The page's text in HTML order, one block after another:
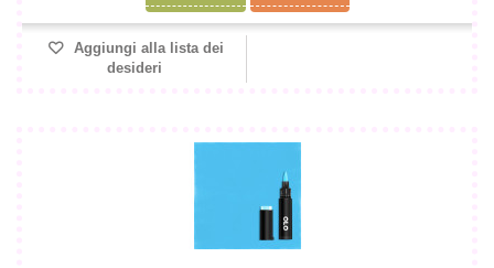
Aggiungi alla lista dei
desideri